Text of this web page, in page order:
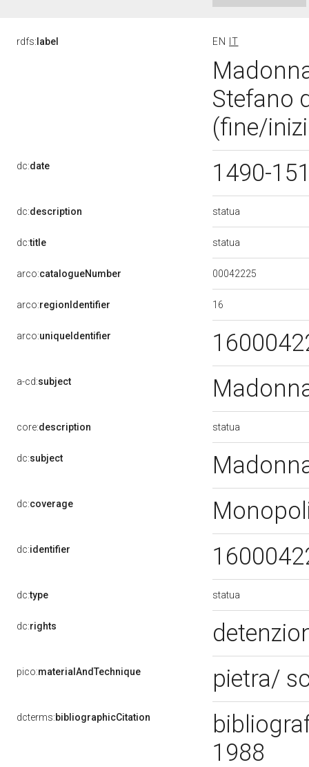
rdfs: label EN IT
Stefano
(fine/
dc:date 1490-
dc:description statua
dc:title statua
arco:catalogueNumber 00042225
arco:regionIdentifier 16
arco:uniqueIdentifier
a-cd:subject
core:description statua
dc:subject
dc:coverage
dc:identifier
dc:type statua
dc:rights
pico:materialAndTechnique pietra/
dcterms:bibliographicCitation
1988